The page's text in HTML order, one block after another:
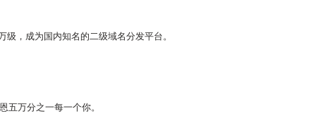
，成为国内知名的二级域名分发平台。
万分之一每一个你。